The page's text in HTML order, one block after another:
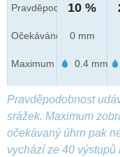
Pravděpod.
Očekáváno
Maximum
10 %
0 mm
0.4 mm
Pravděpodobnost
srážek. Maximum
očekávaný úhrn pak
vychází ze 40 výstupů